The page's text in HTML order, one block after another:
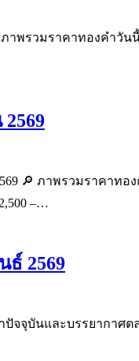
ภาพรวมราคาทองคำ
🔎 ภาพรวมราคา
–…
ธ์ 2569
จจุบันและบรรยากาศ